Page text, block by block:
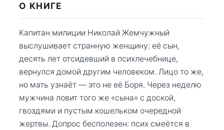
О КНИГЕ
Капитан милиции Николай Жемчужный
выслушивает странную женщину: её сын,
десять лет отсидевший в психлечебнице,
вернулся домой другим человеком. Лицо то же,
но мать узнаёт — это не её Боря. Через неделю
мужчина ловит того же «сына» с доской,
гвоздями и пустым кошельком очередной
жертвы. Допрос бесполезен: псих смеётся в